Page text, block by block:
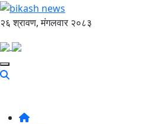
२६ श्रावण, मंगलवार २०८३